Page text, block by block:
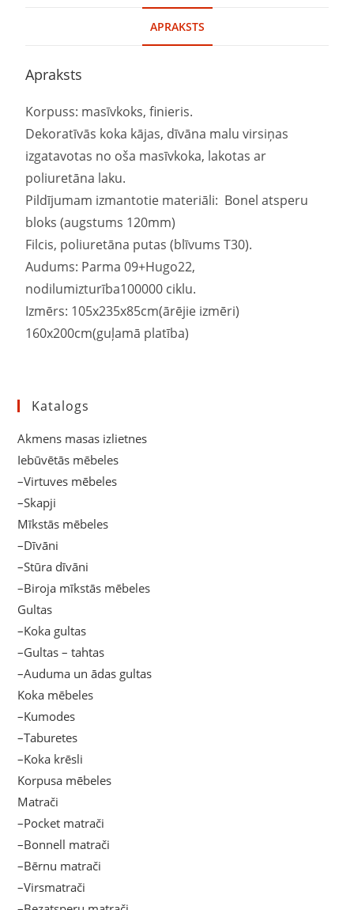
APRAKSTS
Apraksts
Korpuss: masīvkoks, finieris.
Dekoratīvās koka kājas, dīvāna malu virsiņas
izgatavotas no oša masīvkoka, lakotas ar
poliuretāna laku.
Pildījumam izmantotie materiāli: Bonel atsperu
bloks (augstums 120mm)
Filcis, poliuretāna putas (blīvums T30).
Audums: Parma 09+Hugo22,
nodilumizturība100000 ciklu.
Izmērs: 105x235x85cm(ārējie izmēri)
160x200cm(guļamā platība)
Katalogs
Akmens masas izlietnes
Iebūvētās mēbeles
–Virtuves mēbeles
–Skapji
Mīkstās mēbeles
–Dīvāni
–Stūra dīvāni
–Biroja mīkstās mēbeles
Gultas
–Koka gultas
–Gultas – tahtas
–Auduma un ādas gultas
Koka mēbeles
–Kumodes
–Taburetes
–Koka krēsli
Korpusa mēbeles
Matrači
–Pocket matrači
–Bonnell matrači
–Bērnu matrači
–Virsmatrači